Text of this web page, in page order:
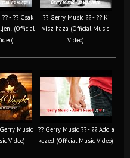
- ?? Csak
(Official
?? Gerry Music ?? - ?? Ki
visz haza (Official Music
Video)
Music
Video)
?? Gerry Music ?? - ?? Add a
kezed (Official Music Video)